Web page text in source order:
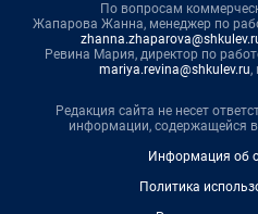
По вопросам
Жапарова Жанна, менеджер по
Ревина Мария, директор по
mariya.revina@shkulev.ru,
Редакция сайта не несет
информации, содержащейся
Информация об
Политика